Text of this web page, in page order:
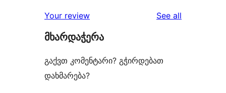
reviews
star
reviews
Your review See all
მხარდაჭერა
გაქვთ კომენტარი? გჭირდებათ
დახმარება?